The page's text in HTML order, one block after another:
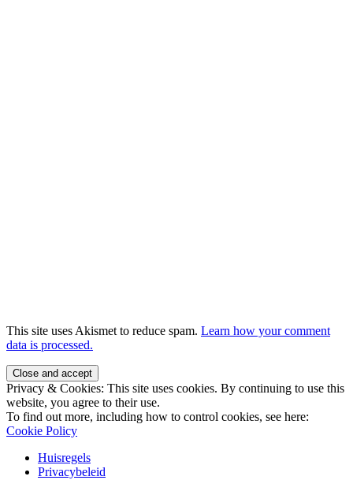
This site uses Akismet to reduce spam. Learn how your comment
data is processed.
Privacy & Cookies: This site uses cookies. By continuing to use this
website, you agree to their use.
To find out more, including how to control cookies, see here:
Cookie Policy
Huisregels
Privacybeleid